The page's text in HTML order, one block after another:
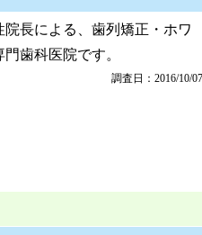
長による、歯列矯正・ホワ
歯科医院です。
調査日：2016/10/07